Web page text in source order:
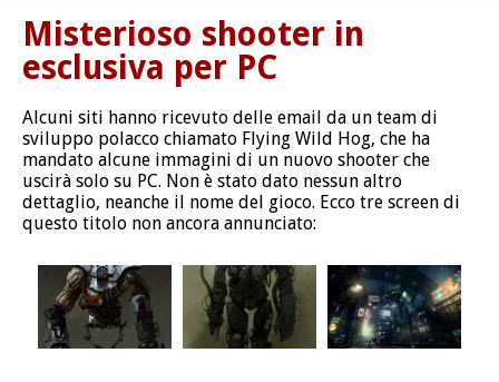
Misterioso shooter in
esclusiva per PC
Alcuni siti hanno ricevuto delle email da un team di
sviluppo polacco chiamato Flying Wild Hog, che ha
mandato alcune immagini di un nuovo shooter che
uscirà solo su PC. Non è stato dato nessun altro
dettaglio, neanche il nome del gioco. Ecco tre screen di
questo titolo non ancora annunciato: